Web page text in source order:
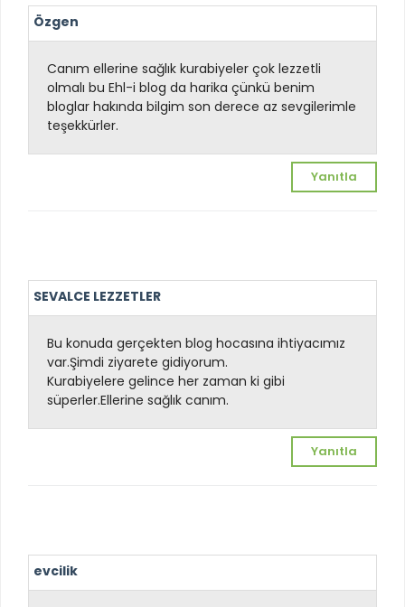
Özgen
Canım ellerine sağlık kurabiyeler çok lezzetli
olmalı bu Ehl-i blog da harika çünkü benim
bloglar hakında bilgim son derece az sevgilerimle
teşekkürler.
Yanıtla
SEVALCE LEZZETLER
Bu konuda gerçekten blog hocasına ihtiyacımız
var.Şimdi ziyarete gidiyorum.
Kurabiyelere gelince her zaman ki gibi
süperler.Ellerine sağlık canım.
Yanıtla
evcilik